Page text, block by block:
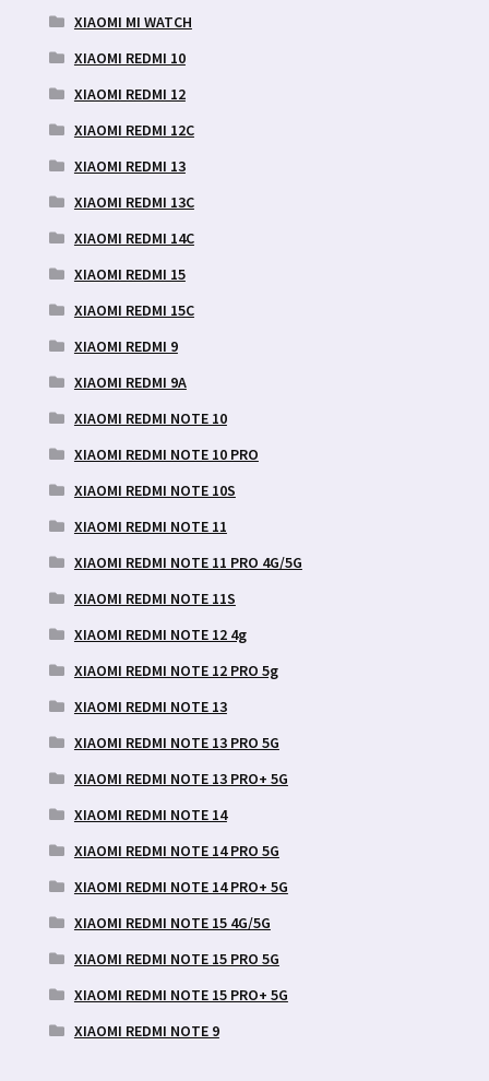
XIAOMI MI WATCH
XIAOMI REDMI 10
XIAOMI REDMI 12
XIAOMI REDMI 12C
XIAOMI REDMI 13
XIAOMI REDMI 13C
XIAOMI REDMI 14C
XIAOMI REDMI 15
XIAOMI REDMI 15C
XIAOMI REDMI 9
XIAOMI REDMI 9A
XIAOMI REDMI NOTE 10
XIAOMI REDMI NOTE 10 PRO
XIAOMI REDMI NOTE 10S
XIAOMI REDMI NOTE 11
XIAOMI REDMI NOTE 11 PRO 4G/5G
XIAOMI REDMI NOTE 11S
XIAOMI REDMI NOTE 12 4g
XIAOMI REDMI NOTE 12 PRO 5g
XIAOMI REDMI NOTE 13
XIAOMI REDMI NOTE 13 PRO 5G
XIAOMI REDMI NOTE 13 PRO+ 5G
XIAOMI REDMI NOTE 14
XIAOMI REDMI NOTE 14 PRO 5G
XIAOMI REDMI NOTE 14 PRO+ 5G
XIAOMI REDMI NOTE 15 4G/5G
XIAOMI REDMI NOTE 15 PRO 5G
XIAOMI REDMI NOTE 15 PRO+ 5G
XIAOMI REDMI NOTE 9